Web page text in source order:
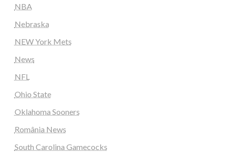
NBA
Nebraska
NEW York Mets
News
NFL
Ohio State
Oklahoma Sooners
România News
South Carolina Gamecocks